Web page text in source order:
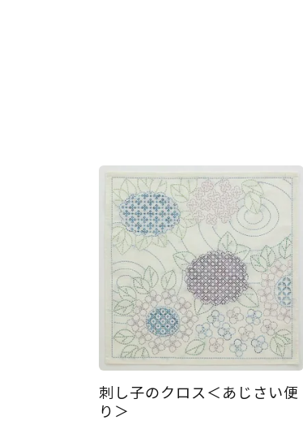
刺し子のクロス＜あじさい便
り＞